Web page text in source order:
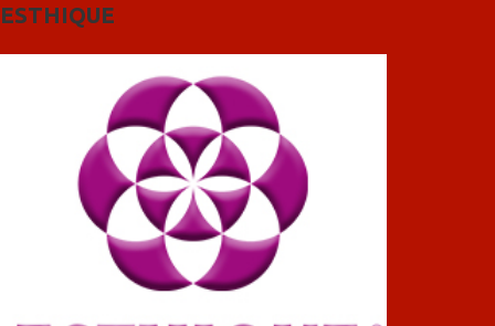
ESTHIQUE